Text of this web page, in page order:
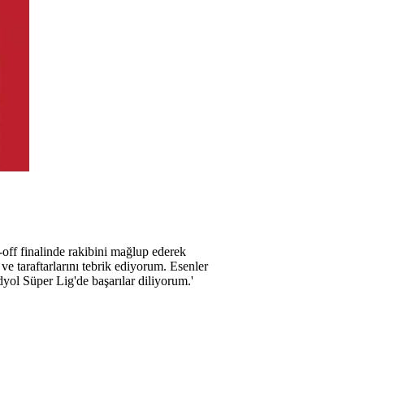
finalinde rakibini mağlup ederek
taraftarlarını tebrik ediyorum. Esenler
Süper Lig'de başarılar diliyorum.'